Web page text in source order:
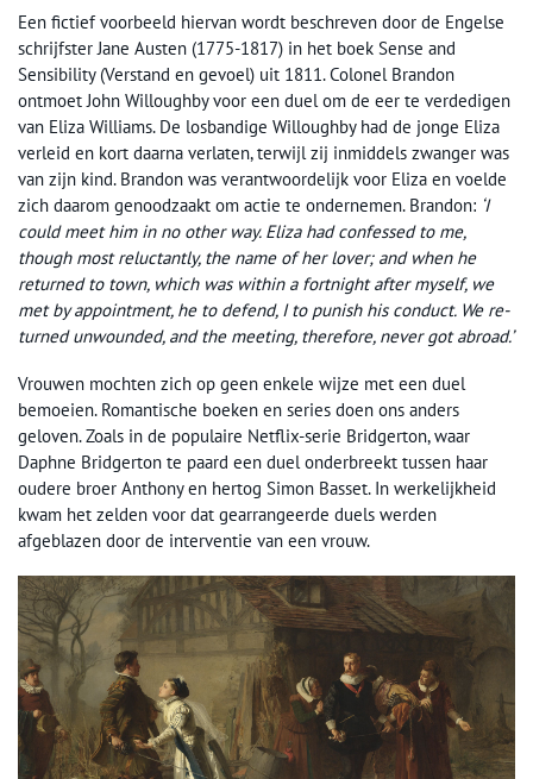
Een fictief voorbeeld hiervan wordt beschreven door de Engelse
schrijfster Jane Austen (1775-1817) in het boek Sense and
Sensibility (Verstand en gevoel) uit 1811. Colonel Brandon
ontmoet John Willoughby voor een duel om de eer te verdedigen
van Eliza Williams. De losbandige Willoughby had de jonge Eliza
verleid en kort daarna verlaten, terwijl zij inmiddels zwanger was
van zijn kind. Brandon was verantwoordelijk voor Eliza en voelde
zich daarom genoodzaakt om actie te ondernemen. Brandon: ‘I
could meet him in no other way. Eliza had confessed to me,
though most reluctantly, the name of her lover; and when he
returned to town, which was within a fortnight after myself, we
met by appointment, he to defend, I to punish his conduct. We re-
turned unwounded, and the meeting, therefore, never got abroad.’
Vrouwen mochten zich op geen enkele wijze met een duel
bemoeien. Romantische boeken en series doen ons anders
geloven. Zoals in de populaire Netflix-serie Bridgerton, waar
Daphne Bridgerton te paard een duel onderbreekt tussen haar
oudere broer Anthony en hertog Simon Basset. In werkelijkheid
kwam het zelden voor dat gearrangeerde duels werden
afgeblazen door de interventie van een vrouw.